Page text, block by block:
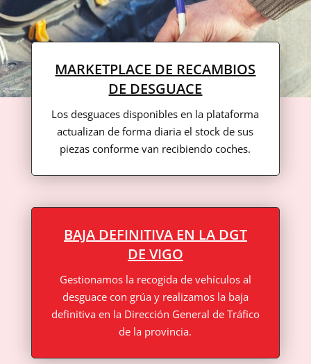
MARKETPLACE DE RECAMBIOS
DE DESGUACE
Los desguaces disponibles en la plataforma
actualizan de forma diaria el stock de sus
piezas conforme van recibiendo coches.
BAJA DEFINITIVA EN LA DGT
DE VIGO
Gestionamos la recogida de vehículos al
desguace con grúa y realizamos la baja
definitiva en la Dirección General de Tráfico
de la provincia.